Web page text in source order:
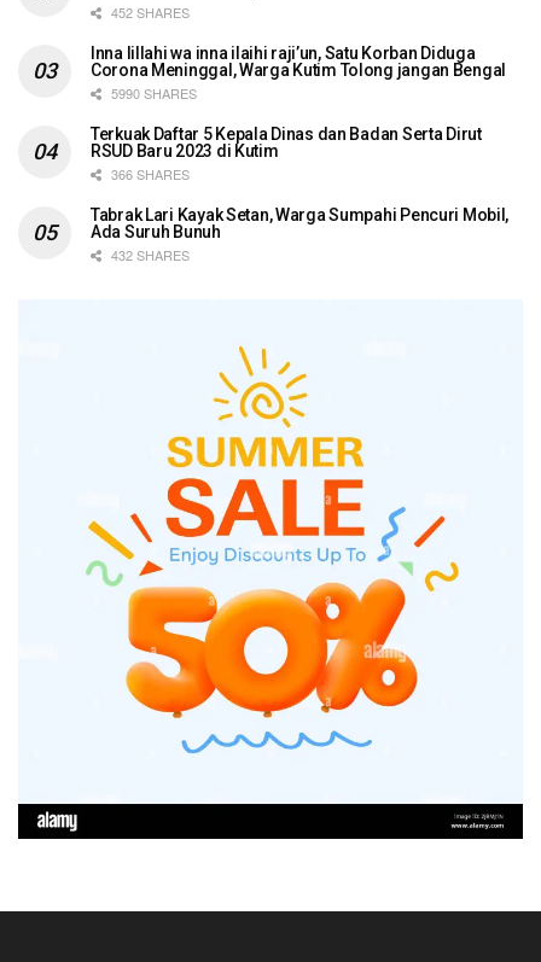
452 SHARES
Inna lillahi wa inna ilaihi raji’un, Satu Korban Diduga
Corona Meninggal, Warga Kutim Tolong jangan Bengal
5990 SHARES
Terkuak Daftar 5 Kepala Dinas dan Badan Serta Dirut
RSUD Baru 2023 di Kutim
366 SHARES
Tabrak Lari Kayak Setan, Warga Sumpahi Pencuri Mobil,
Ada Suruh Bunuh
432 SHARES